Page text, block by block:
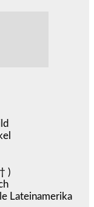
)
Lateinamerika